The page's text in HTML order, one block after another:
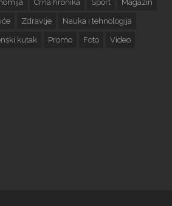
Crna hronika Sport Magazin
Zdravlje Nauka i tehnologija
kutak Promo Foto Video